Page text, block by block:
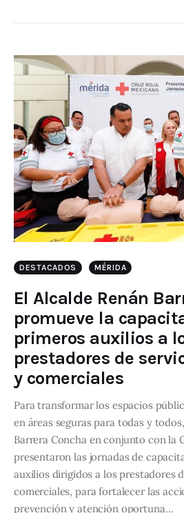
DESTACADOS MÉRIDA
El Alcalde Renán
promueve la
primeros auxilios a
prestadores de
y comerciales
Para transformar los espacios
en áreas seguras para todas y
Barrera Concha en conjunto con la
presentaron las jornadas de
auxilios dirigidos a los prestadores
comerciales, para fortalecer las
prevención y atención oportuna…